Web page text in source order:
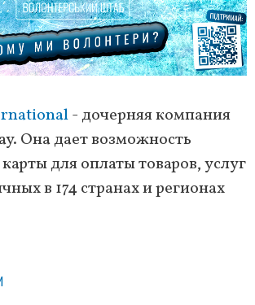
- дочерняя компания
Она дает возможность
для оплаты товаров, услуг
в 174 странах и регионах